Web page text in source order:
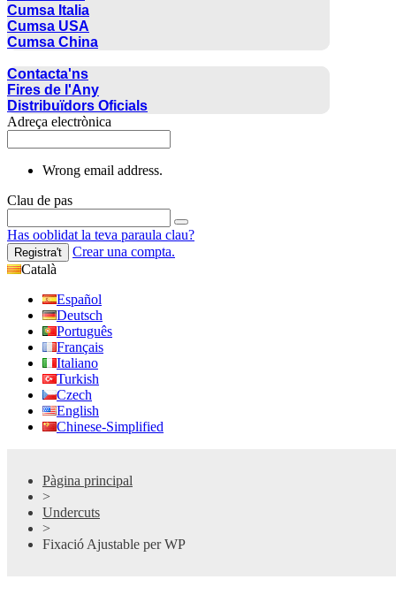
Cumsa Italia
Cumsa USA
Cumsa China
Contacta'ns
Fires de l'Any
Distribuïdors Oficials
Adreça electrònica
Wrong email address.
Clau de pas
Has ooblidat la teva paraula clau?
Registra't
Crear una compta.
Català
Español
Deutsch
Português
Français
Italiano
Turkish
Czech
English
Chinese-Simplified
Pàgina principal
>
Undercuts
>
Fixació Ajustable per WP